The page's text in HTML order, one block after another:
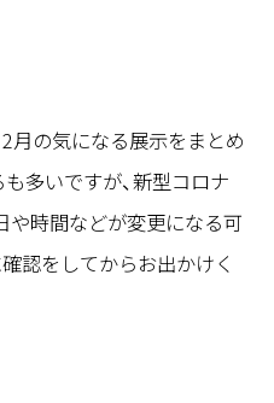
月の気になる展示をまとめ
多いですが、新型コロナ
や時間などが変更になる可
認をしてからお出かけく